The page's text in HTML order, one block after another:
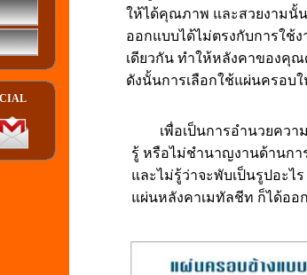
เพื่อเป็นการอำนวยความ
รู้ หรือไม่ชำนาญงานด้านกา
และไม่รู้ว่าจะพับเป็นรูปอะไ
แผ่นหลังคาเมทัลชีท ก็ได้ออ
ให้ได้คุณภาพ และสวยงามนั้
ออกแบบได้ไม่ตรงกับการใช้
เดียวกัน ทำให้หลังคาของคุณ
ดังนั้นการเลือกใช้แผ่นครอ